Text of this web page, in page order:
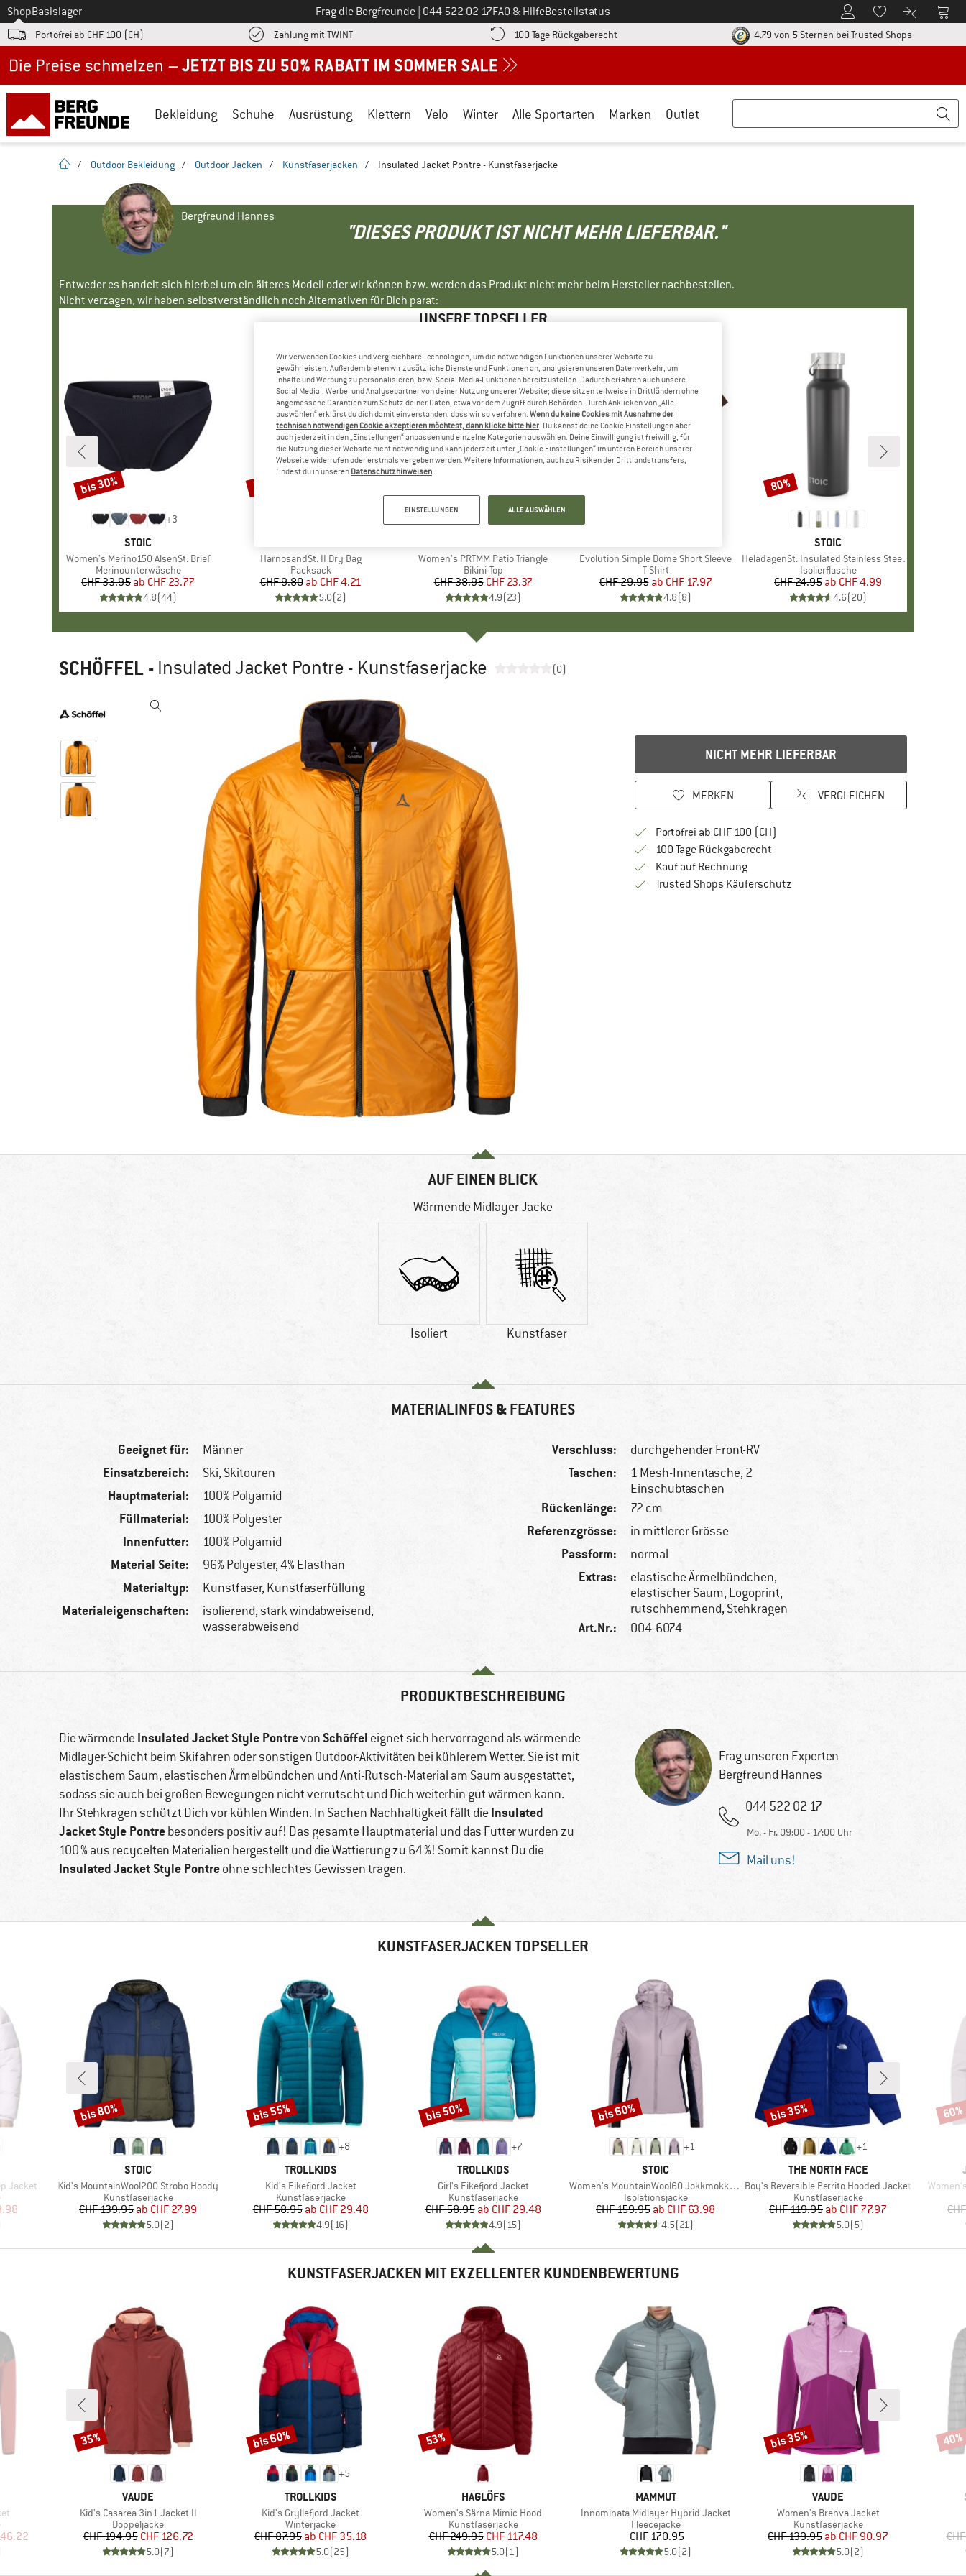
Zum
ShopBasislager Frag die Bergfreunde Ruf uns an unter
044 522 02 17FAQ & HilfeBestellstatus Zum KundenkontoZum Merkzettel.
Zum Zum
Portofrei ab CHF 100 (CH) Zahlung mit TWINTFinde die Zahlungs-Infos hier! Öffnet sich in einer Infobox
100 Tage Rückgaberecht Gehe hier zu den Rückgabe-Richtlinien Öffnet sich in einer Infobox
4.79 von 5 Sternen bei Trusted ShopsFinde alle
Bekleidung Schuhe Ausrüstung Klettern Velo Winter Alle Sportarten Marken Outlet
Startseite
/ Outdoor Bekleidung / Outdoor Jacken / Kunstfaserjacken / Insulated Jacket Pontre - Kunstfaserjacke
Bergfreund Hannes
"DIESES PRODUKT IST NICHT MEHR LIEFERBAR."
Entweder es handelt sich hierbei um ein älteres Modell oder wir können bzw. werden das Produkt nicht mehr beim Hersteller nachbestellen.
Nicht verzagen, wir haben selbstverständlich noch Alternativen für Dich parat:
UNSERE TOPSELLER
+3
MARKE
STOIC
Artikel
Women's Merino150 AlsenSt. Brief
Produktgruppe
Merinounterwäsche
Preis
CHF 33.95 reduzierter Preis
ab CHF 23.77
4.8(44)
Rabatt
bis 30%
Artikel
HarnosandSt. II Dry Bag
Produktgruppe
Packsack
Preis
CHF 9.80 reduzierter Preis
ab CHF 4.21
5.0(2)
Rabatt
57%
Artikel
Women's PRTMM Patio Triangle
Produktgruppe
Bikini-Top
Preis
CHF 38.95reduzierter Preis
CHF 23.37
4.9(23)
Artikel
Evolution Simple Dome Short Sleeve
Produktgruppe
T-Shirt
Preis
CHF 29.95 reduzierter Preis
ab CHF 17.97
4.8(8)
MARKE
STOIC
Artikel
HeladagenSt. Insulated Stainless Steel Bottle 500
Produktgruppe
Isolierflasche
Preis
CHF 24.95 reduzierter Preis
ab CHF 4.99
4.6(20)
Rabatt
80%
SCHÖFFEL - Insulated Jacket Pontre - Kunstfaserjacke (0)
NICHT MEHR LIEFERBAR
MERKEN VERGLEICHEN
Portofrei ab CHF 100 (CH)
100 Tage RückgaberechtGehe hier zu den Rückgabe-Richtlinien
Kauf auf RechnungFinde die Zahlungs-Infos hier! Öffnet sich in
Trusted Shops KäuferschutzFinde alle Infos hier!
AUF EINEN BLICK
Wärmende Midlayer-Jacke
Isoliert Kunstfaser
MATERIALINFOS & FEATURES
Geeignet für: Männer
Einsatzbereich: Ski, Skitouren
Hauptmaterial: 100% Polyamid
Füllmaterial: 100% Polyester
Innenfutter: 100% Polyamid
Material Seite: 96% Polyester, 4% Elasthan
Materialtyp: Kunstfaser, Kunstfaserfüllung
Materialeigenschaften:
isolierend, stark windabweisend,
wasserabweisend
Verschluss: durchgehender Front-RV
Taschen:
1 Mesh-Innentasche, 2
Einschubtaschen
Rückenlänge: 72 cm
Referenzgrösse: in mittlerer Grösse
Passform: normal
Extras:
elastische Ärmelbündchen,
elastischer Saum, Logoprint,
rutschhemmend, Stehkragen
Art.Nr.: 004-6074
PRODUKTBESCHREIBUNG
Die wärmende Insulated Jacket Style PontrevonSchöffel eignet sich hervorragend als wärmende
Midlayer-Schicht beim Skifahren oder sonstigen Outdoor-Aktivitäten bei kühlerem Wetter. Sie ist mit
elastischem Saum, elastischen Ärmelbündchen und Anti-Rutsch-Material am Saum ausgestattet,
sodass sie auch bei großen Bewegungen nicht verrutscht und Dich weiterhin gut wärmen kann.
Ihr Stehkragen schützt Dich vor kühlen Winden. In Sachen Nachhaltigkeit fällt die Insulated
Jacket Style Pontrebesonders positiv auf! Das gesamte Hauptmaterial und das Futter wurden zu
100 % aus recycelten Materialien hergestellt und die Wattierung zu 64 %! Somit kannst Du die
Insulated Jacket Style Pontreohne schlechtes Gewissen tragen.
Frag unseren Experten
Bergfreund Hannes
044 522 02 17
Mo. - Fr. 09:00 - 17:00 Uhr
Mail uns!
KUNSTFASERJACKEN TOPSELLER
Jacket
Preis
MARKE
STOIC
Artikel
Kid's MountainWool200 Strobo Hoody
Produktgruppe
Kunstfaserjacke
Preis
CHF 139.95 reduzierter Preis
ab CHF 27.99
5.0(2)
Rabatt
bis 80%
+8
MARKE
TROLLKIDS
Artikel
Kid's Eikefjord Jacket
Produktgruppe
Kunstfaserjacke
Preis
CHF 58.95 reduzierter Preis
ab CHF 29.48
4.9(16)
Rabatt
bis 55%
+7
MARKE
TROLLKIDS
Artikel
Girl's Eikefjord Jacket
Produktgruppe
Kunstfaserjacke
Preis
CHF 58.95 reduzierter Preis
ab CHF 29.48
4.9(15)
Rabatt
bis 50%
+1
MARKE
STOIC
Artikel
Women's MountainWool60 JokkmokkSt. Hybrid Hoody
Produktgruppe
Isolationsjacke
Preis
CHF 159.95 reduzierter Preis
ab CHF 63.98
4.5(21)
Rabatt
bis 60%
+1
MARKE
THE NORTH FACE
Artikel
Boy's Reversible Perrito Hooded Jacket
Produktgruppe
Kunstfaserjacke
Preis
CHF 119.95 reduzierter Preis
ab CHF 77.97
5.0(5)
Rabatt
bis 35%
Artikel
60%
KUNSTFASERJACKEN MIT EXZELLENTER KUNDENBEWERTUNG
Preis
MARKE
VAUDE
Artikel
Kid's Casarea 3in1 Jacket II
Produktgruppe
Doppeljacke
Preis
CHF 194.95reduzierter Preis
CHF 126.72
5.0(7)
Rabatt
35%
+5
MARKE
TROLLKIDS
Artikel
Kid's Gryllefjord Jacket
Produktgruppe
Winterjacke
Preis
CHF 87.95 reduzierter Preis
ab CHF 35.18
5.0(25)
Rabatt
bis 60%
MARKE
HAGLÖFS
Artikel
Women's Särna Mimic Hood
Produktgruppe
Kunstfaserjacke
Preis
CHF 249.95reduzierter Preis
CHF 117.48
5.0(1)
Rabatt
53%
MARKE
MAMMUT
Artikel
Innominata Midlayer Hybrid Jacket
Produktgruppe
Fleecejacke
Preis
CHF 170.95
5.0(2)
MARKE
VAUDE
Artikel
Women's Brenva Jacket
Produktgruppe
Kunstfaserjacke
Preis
CHF 139.95 reduzierter Preis
ab CHF 90.97
5.0(2)
Rabatt
bis 35% 40%
Wir verwenden Cookies und vergleichbare Technologien, um die notwendigen Funktionen unserer Website zu
gewährleisten. Außerdem bieten wir zusätzliche Dienste und Funktionen an, analysieren unseren Datenverkehr, um
Inhalte und Werbung zu personalisieren, bzw. Social Media-Funktionen bereitzustellen. Dadurch erfahren auch unsere
Social Media-, Werbe- und Analysepartner von deiner Nutzung unserer Website; diese sitzen teilweise in Drittländern ohne
angemessene Garantien zum Schutz deiner Daten, etwa vor dem Zugriff durch Behörden. Durch Anklicken von „Alle
auswählen“ erklärst du dich damit einverstanden, dass wir so verfahren. Wenn du keine Cookies mit Ausnahme der
technisch notwendigen Cookie akzeptieren möchtest, dann klicke bitte hier. Du kannst deine Cookie Einstellungen aber
auch jederzeit in den „Einstellungen“ anpassen und einzelne Kategorien auswählen. Deine Einwilligung ist freiwillig, für
die Nutzung dieser Website nicht notwendig und kann jederzeit unter „Cookie Einstellungen“ im unteren Bereich unserer
Webseite widerrufen oder erstmals vergeben werden. Weitere Informationen, auch zu Risiken der Drittlandstransfers,
findest du in unseren Datenschutzhinweisen.
EINSTELLUNGEN ALLE AUSWÄHLEN